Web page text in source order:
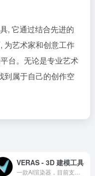
, 它通过结合先进的
为艺术家和创意工作
台。无论是专业艺术
到属于自己的创作空
VERAS - 3D 建模工具